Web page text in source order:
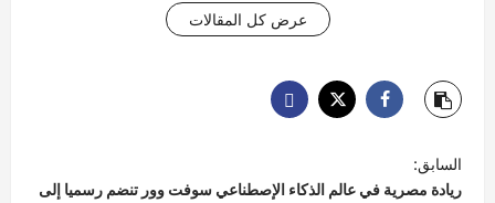
عرض كل المقالات
ص
السابق:
ريادة مصرية في عالم الذكاء الإصطناعي سوفت وور تنضم رسميا إلى